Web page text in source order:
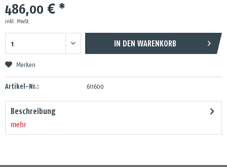
486,00 € *
inkl. MwSt.
IN DEN WARENKORB
Merken
Artikel-Nr.: 611600
Beschreibung
mehr